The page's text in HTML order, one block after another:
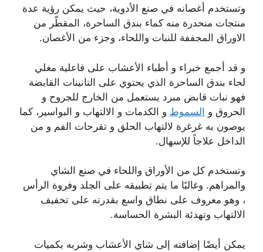
وتستخدم أغصانه في صنع الأدوية، حيث يمكن رؤية عدة
منتجات منحدرة منه كماء بندق الساحرة، المقطّر من
الاوراق المجففة للنبات واللحاء، وجزء من الأغصان.
و قد أجمع خبراء و أطباء الأعشاب على فاعلية مغلي
لحاء بندق الساحرة الذي يحتوي على التانينات القابضة
فهو نبات قابض مبرد يستعمل من الخارج للجروح و
الحروق و السموط و الكدمات و الالتهاب و البواسير، كما
يوصون به غرغرة لالتهاب الحلق و تقرحات الفم و من
الداخل علاجاً للإسهال.
وتستخدم كل من الأوراق واللحاء في صنع الشاي
والمراهم. وغالبًا ما يتم تطبيقه على الجلد وفروة الرأس
، وهو معروف على نطاق واسع بقدرته على تخفيف
الالتهاب وتهدئة البشرة الحساسة.
يمكن أيضًا إضافته إلى شاي الأعشاب وشربه بكميات